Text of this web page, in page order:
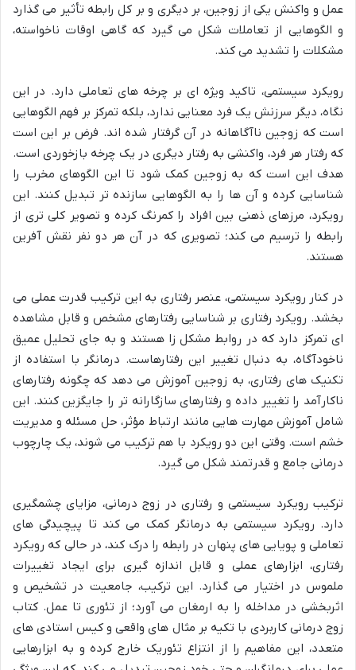
عمل و واکنش یکی از زوجین، بر دیگری و بر کل رابطه تأثیر می گذارد
و الگوهایی از تعاملات شکل می گیرد که گاهی اوقات ناخواسته،
مشکلات را تشدید می کند.
رویکرد سیستمی، تاکید ویژه ای بر چرخه های تعاملی دارد. در این
نگاه، دیگر سرزنش یک فرد معنایی ندارد، بلکه تمرکز بر فهم الگوهایی
است که زوجین ناآگاهانه در آن گرفتار شده اند. فرض بر این است
که رفتار هر فرد، واکنشی به رفتار دیگری در یک چرخه بازخوردی است.
هدف این است که به زوجین کمک شود تا این الگوهای مخرب را
شناسایی کرده و آن ها را به الگوهایی سازنده تر تبدیل کنند. این
رویکرد، مرزهای ذهنی بین افراد را کمرنگ کرده و تصویر کلی تری از
رابطه را ترسیم می کند؛ تصویری که در آن هر دو نفر نقش آفرین
هستند.
در کنار رویکرد سیستمی، عنصر رفتاری به این ترکیب قدرت عملی می
بخشد. رویکرد رفتاری بر شناسایی رفتارهای مشخص و قابل مشاهده
ای تمرکز دارد که در روابط مشکل زا هستند و به جای تحلیل عمیق
ناخودآگاه، به دنبال تغییر این رفتارهاست. درمانگر با استفاده از
تکنیک های رفتاری، به زوجین آموزش می دهد که چگونه رفتارهای
ناکارآمد را تغییر داده و رفتارهای سازگارانه تر را جایگزین کنند. این
شامل آموزش مهارت هایی مانند ارتباط مؤثر، حل مسئله و مدیریت
خشم است. وقتی این دو رویکرد با هم ترکیب می شوند، یک چارچوب
درمانی جامع و قدرتمند شکل می گیرد.
ترکیب رویکرد سیستمی و رفتاری در زوج درمانی، مزایای چشمگیری
دارد. رویکرد سیستمی به درمانگر کمک می کند تا پیچیدگی های
تعاملی و پویایی های پنهان در رابطه را درک کند، در حالی که رویکرد
رفتاری، ابزارهای عملی و قابل اندازه گیری برای ایجاد تغییرات
ملموس در اختیار می گذارد. این ترکیب، جامعیت در تشخیص و
اثربخشی در مداخله را به ارمغان می آورد؛ از تئوری تا عمل. کتاب
زوج درمانی کاربردی با تکیه بر مثال های واقعی و کیس استادی های
متعدد، این مفاهیم را از انتزاع تئوریک خارج کرده و به ابزارهایی